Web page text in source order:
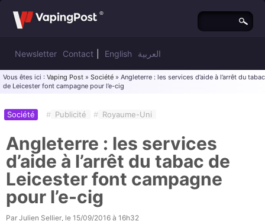
Newsletter Contact English العربية
Vous êtes ici : Vaping Post » Société » Angleterre : les services d’aide à l’arrêt du tabac
de Leicester font campagne pour l’e-cig
Société # Publicité # Royaume-Uni
Angleterre : les services
d’aide à l’arrêt du tabac de
Leicester font campagne
pour l’e-cig
Par Julien Sellier, le 15/09/2016 à 16h32